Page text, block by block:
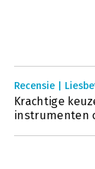
Recensie |
Krachtige
instrumenten